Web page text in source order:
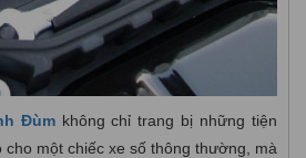
Đùmkhông chỉ trang bị những tiện
cho một chiếc xe số thông thường, mà